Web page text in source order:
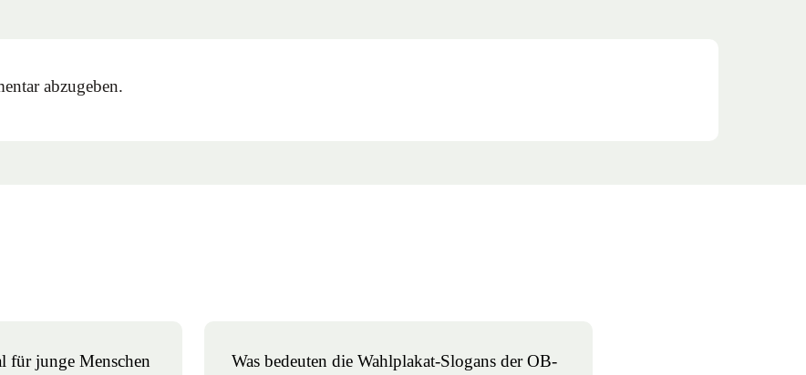
abzugeben.
für junge Menschen
Was bedeuten die Wahlplakat-Slogans der OB-